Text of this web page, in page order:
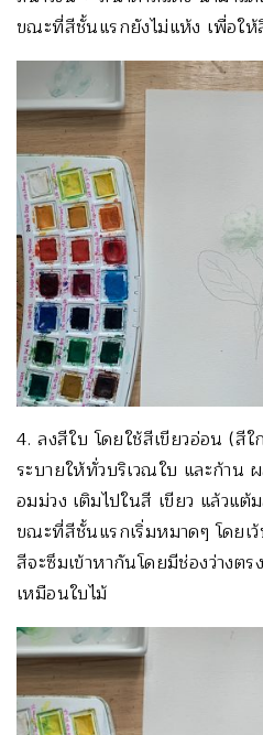
ขณะที่สีชั้นแรกยังไม่แห้ง เพื่อให้
4. ลงสีใบ โดยใช้สีเขียวอ่อน (สี
ระบายให้ทั่วบริเวณใบ และก้าน
อมม่วง เติมไปในสี เขียว แล้วแต้
ขณะที่สีชั้นแรกเริ่มหมาดๆ โดยเ
สีจะซึมเข้าหากันโดยมีช่องว่างตร
เหมือนใบไม้